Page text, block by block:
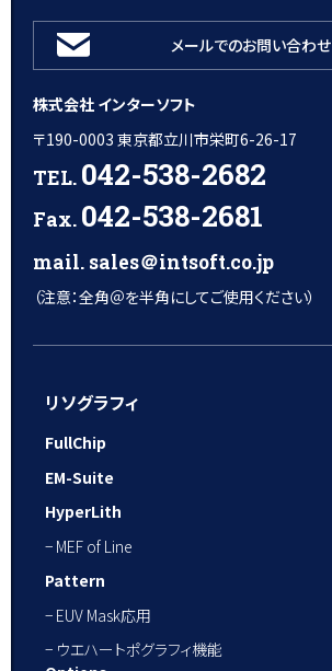
メールでのお問い合わせ
株式会社 インターソフト
〒190-0003 東京都立川市栄町6-26-17
TEL. 042-538-2682
Fax. 042-538-2681
mail. sales＠intsoft.co.jp
（注意：全角＠を半角にしてご使用ください）
リソグラフィ
FullChip
EM-Suite
HyperLith
− MEF of Line
Pattern
− EUV Mask応用
− ウエハートポグラフィ機能